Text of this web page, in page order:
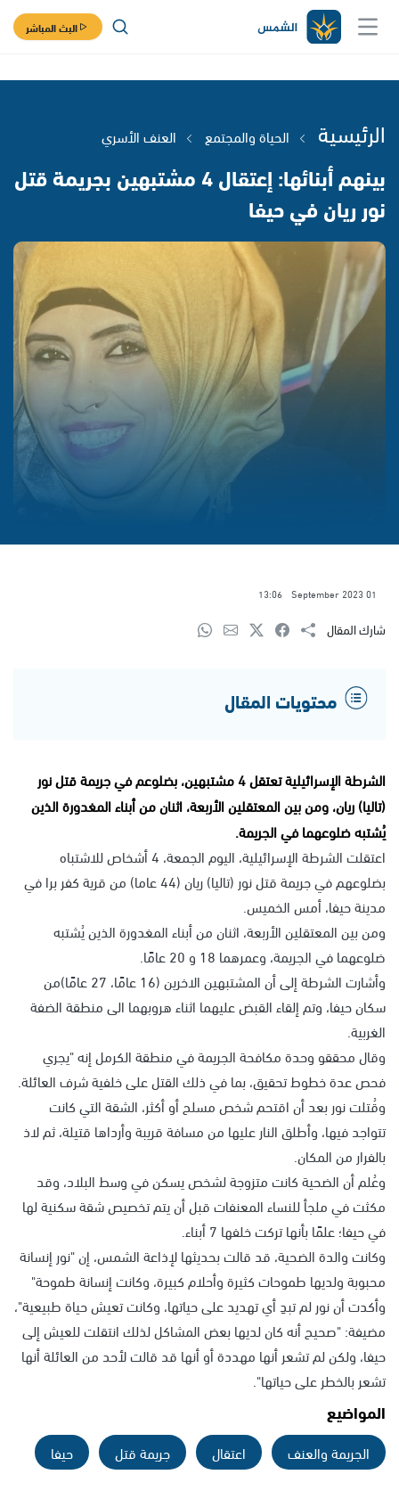
البث المباشر
الرئيسية الحياة والمجتمع العنف الأسري
بينهم أبنائها: إعتقال 4 مشتبهين بجريمة قتل
نور ريان في حيفا
01 September 2023
13:06
شارك المقال
محتويات المقال
الشرطة الإسرائيلية تعتقل 4 مشتبهين، بضلوعم في جريمة قتل نور
(تاليا) ريان، ومن بين المعتقلين الأربعة، اثنان من أبناء المغدورة الذين
يُشتبه ضلوعهما في الجريمة.
اعتقلت الشرطة الإسرائيلية، اليوم الجمعة، 4 أشخاص للاشتباه
بضلوعهم في جريمة قتل نور (تاليا) ريان (44 عاما) من قرية كفر برا في
مدينة حيفا، أمس الخميس.
ومن بين المعتقلين الأربعة، اثنان من أبناء المغدورة الذين يُشتبه
ضلوعهما في الجريمة، وعمرهما 18 و 20 عامًا.
وأشارت الشرطة إلى أن المشتبهين الاخرين (16 عامًا، 27 عامًا)من
سكان حيفا، وتم إلقاء القبض عليهما اثناء هروبهما الى منطقة الضفة
الغربية.
وقال محققو وحدة مكافحة الجريمة في منطقة الكرمل إنه "يجري
فحص عدة خطوط تحقيق، بما في ذلك القتل على خلفية شرف العائلة.
وقُتلت نور بعد أن اقتحم شخص مسلح أو أكثر، الشقة التي كانت
تتواجد فيها، وأطلق النار عليها من مسافة قريبة وأرداها قتيلة، ثم لاذ
بالفرار من المكان.
وعُلم أن الضحية كانت متزوجة لشخص يسكن في وسط البلاد، وقد
مكثت في ملجأ للنساء المعنفات قبل أن يتم تخصيص شقة سكنية لها
في حيفا؛ علمًا بأنها تركت خلفها 7 أبناء.
وكانت والدة الضحية، قد قالت بحديثها لإذاعة الشمس، إن "نور إنسانة
محبوبة ولديها طموحات كثيرة وأحلام كبيرة، وكانت إنسانة طموحة"
وأكدت أن نور لم تبدِ أي تهديد على حياتها، وكانت تعيش حياة طبيعية"،
مضيفة: "صحيح أنه كان لديها بعض المشاكل لذلك انتقلت للعيش إلى
حيفا، ولكن لم تشعر أنها مهددة أو أنها قد قالت لأحد من العائلة أنها
تشعر بالخطر على حياتها".
المواضيع
الجريمة والعنف اعتقال جريمة قتل حيفا